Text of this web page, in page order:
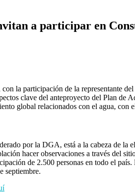
a participar en
la participación de la representante
clave del anteproyecto del Plan
global relacionados con el agua,
por la DGA, está a la cabeza de
hacer observaciones a través del
de 2.500 personas en todo el
septiembre.